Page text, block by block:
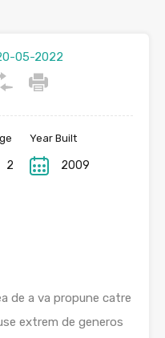
05-2022
2
Year Built
2009
de a va propune catre
extrem de generos